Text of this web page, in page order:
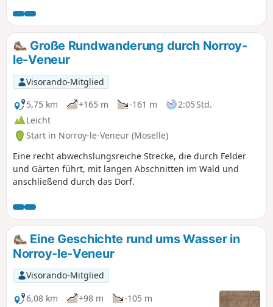
wiederherstellen ließ.
Große Rundwanderung durch Norroy-
le-Veneur
Visorando-Mitglied
5,75 km
+165 m -161 m
2:05 Std.
Leicht
Start in Norroy-le-Veneur (Moselle)
Eine recht abwechslungsreiche Strecke, die durch Felder
und Gärten führt, mit langen Abschnitten im Wald und
anschließend durch das Dorf.
Eine Geschichte rund ums Wasser in
Norroy-le-Veneur
Visorando-Mitglied
6,08 km
+98 m
-105 m